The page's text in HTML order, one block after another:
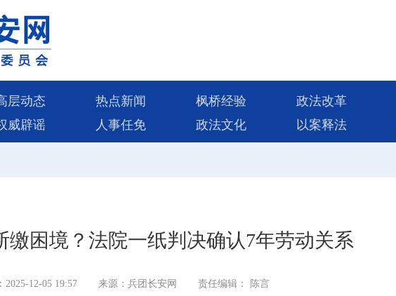
层动态 热点新闻 枫桥经验 政法改革
威辟谣 人事任免 政法文化 以案释法
缴困境？法院一纸判决确认7年劳动关系
2025-12-05 19:57 来源：兵团长安网 责任编辑： 陈言